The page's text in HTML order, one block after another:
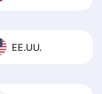
EE.UU.